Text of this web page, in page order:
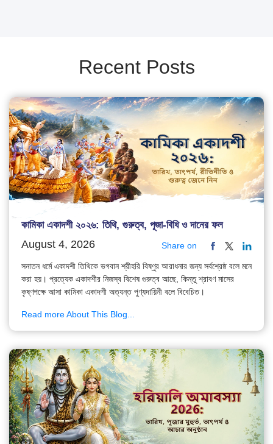
Recent Posts
কামিকা একাদশী ২০২৬: তিথি, গুরুত্ব, পূজা-বিধি ও দানের ফল
August 4, 2026 Share on
সনাতন ধর্মে একাদশী তিথিকে ভগবান শ্রীহরি বিষ্ণুর আরাধনার জন্য সর্বশ্রেষ্ঠ বলে মনে
করা হয়। প্রত্যেক একাদশীর নিজস্ব বিশেষ গুরুত্ব আছে, কিন্তু শ্রাবণ মাসের
কৃষ্ণপক্ষে আসা কামিকা একাদশী অত্যন্ত পুণ্যদায়িনী বলে বিবেচিত।
Read more About This Blog...